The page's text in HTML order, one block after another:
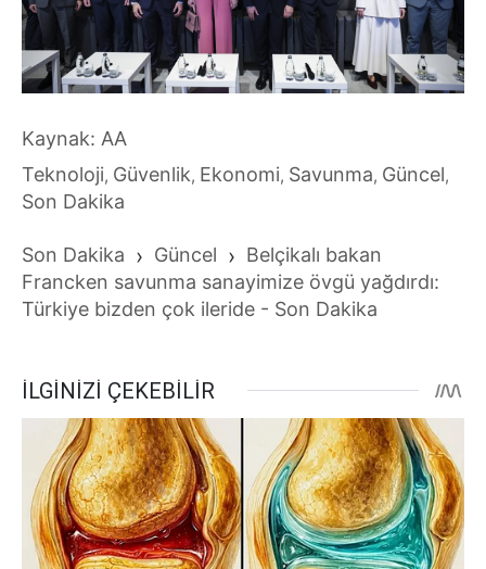
Kaynak: AA
Teknoloji, Güvenlik, Ekonomi, Savunma, Güncel,
Son Dakika
Son Dakika › Güncel › Belçikalı bakan
Francken savunma sanayimize övgü yağdırdı:
Türkiye bizden çok ileride - Son Dakika